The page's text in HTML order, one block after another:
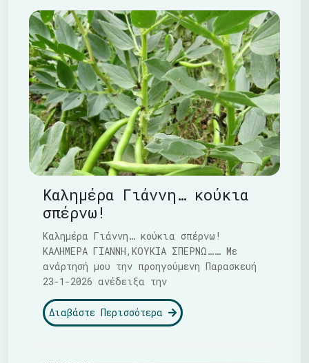
Καλημέρα Γιάννη… κούκια
σπέρνω!
Καλημέρα Γιάννη… κούκια σπέρνω!
ΚΑΛΗΜΕΡΑ ΓΙΑΝΝΗ,ΚΟΥΚΙΑ ΣΠΕΡΝΩ…… Με
ανάρτησή μου την προηγούμενη Παρασκευή
23-1-2026 ανέδειξα την
Διαβάστε Περισσότερα